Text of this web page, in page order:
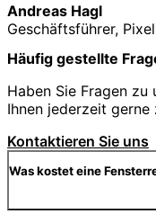
Andreas Hagl
Geschäftsführer,
Häufig gestellte
Haben Sie Fragen
Ihnen jederzeit gerne
Kontaktieren Sie uns
Was kostet eine